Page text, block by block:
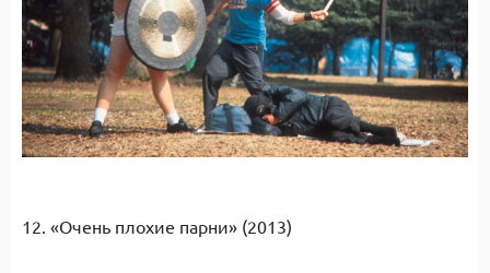
12. «Очень плохие парни» (2013)